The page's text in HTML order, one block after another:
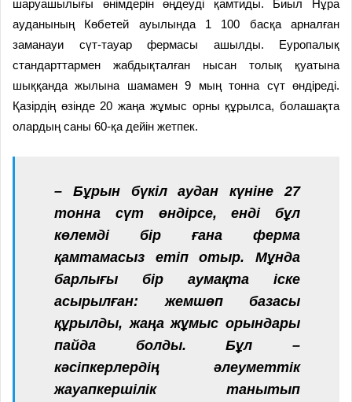
шаруашылығы өнімдерін өңдеу­ді қамтиды. Биыл Нұра
ауданының Көбетей ауылында 1 100 басқа арналған
заманауи сүт-тауар фермасы ашылды. Еуропалық
стандарттармен жабдықталған нысан толық қуатына
шыққанда жылына шамамен 9 мың тонна сүт өндіреді.
Қазірдің өзінде 20 жаңа жұмыс орны құрылса, болашақта
олардың саны 60-қа дейін жетпек.
– Бұрын бүкіл аудан күніне 27
тонна сүт өндірсе, енді бұл
көлемді бір ғана ферма
қамтамасыз етіп отыр. Мұнда
барлығы бір аумақта іске
асырылған: жемшөп базасы
құрылды, жаңа жұмыс орындары
пайда болды. Бұл –
кәсіпкерлердің әлеуметтік
жауапкершілік танытып